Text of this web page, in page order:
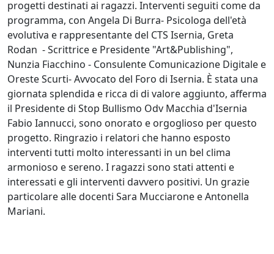
progetti destinati ai ragazzi. Interventi seguiti come da
programma, con Angela Di Burra- Psicologa dell'età
evolutiva e rappresentante del CTS Isernia, Greta
Rodan - Scrittrice e Presidente "Art&Publishing",
Nunzia Fiacchino - Consulente Comunicazione Digitale e
Oreste Scurti- Avvocato del Foro di Isernia. È stata una
giornata splendida e ricca di di valore aggiunto, afferma
il Presidente di Stop Bullismo Odv Macchia d'Isernia
Fabio Iannucci, sono onorato e orgoglioso per questo
progetto. Ringrazio i relatori che hanno esposto
interventi tutti molto interessanti in un bel clima
armonioso e sereno. I ragazzi sono stati attenti e
interessati e gli interventi davvero positivi. Un grazie
particolare alle docenti Sara Mucciarone e Antonella
Mariani.